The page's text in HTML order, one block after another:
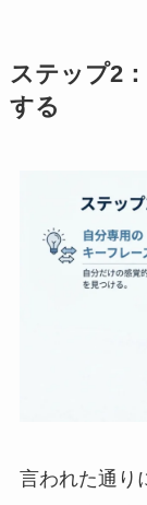
ステップ2
する
言われた通り